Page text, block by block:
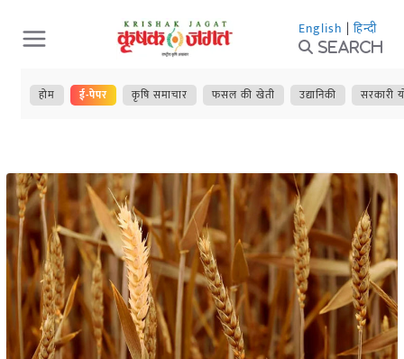
Skip
to
content
English | हिन्दी
Search
होम ई-पेपर कृषि समाचार फसल की खेती उद्यानिकी सरकारी